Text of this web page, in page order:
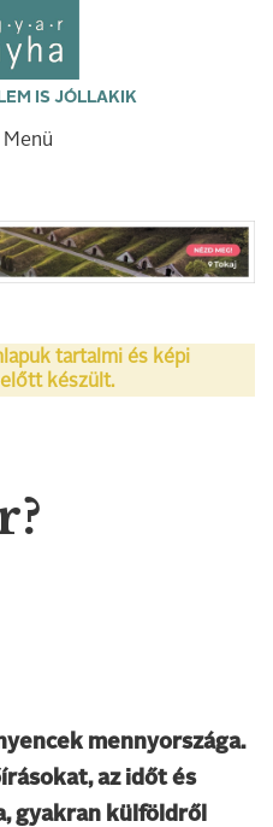
IS JÓLLAKIK
Toggle
Menü
tartalmi és képi
készült.
mennyországa.
az időt és
gyakran külföldről